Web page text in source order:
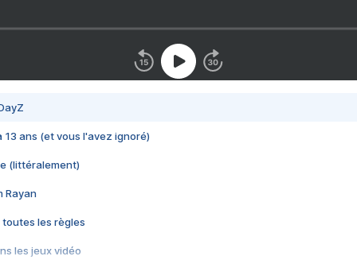
13 ans (et vous l'avez ignoré)
(littéralement)
Rayan
toutes les règles
les jeux vidéo